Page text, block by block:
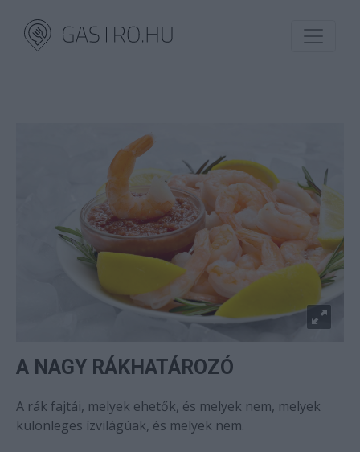
A NAGY RÁKHATÁROZÓ
A rák fajtái, melyek ehetők, és melyek nem, melyek
különleges ízvilágúak, és melyek nem.